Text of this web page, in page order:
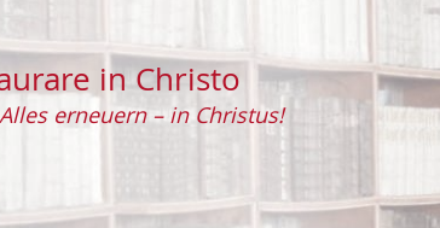
in Christo
Alles erneuern – in Christus!